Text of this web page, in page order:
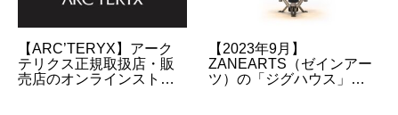
【ARC’TERYX】アーク
テリクス正規取扱店・販
売店のオンラインストア
【2023年9月】
ZANEARTS（ゼインアー
ツ）の「ジグハウス」の